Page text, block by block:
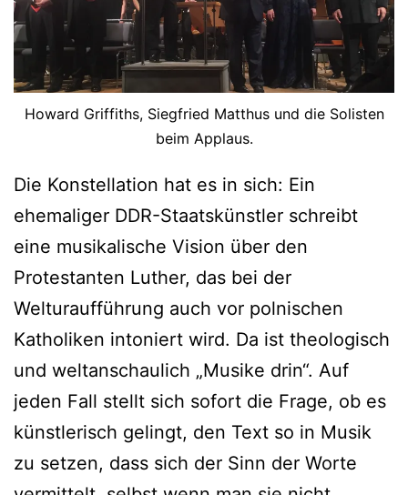
Howard Griffiths, Siegfried Matthus und die Solisten
beim Applaus.
Die Konstellation hat es in sich: Ein
ehemaliger DDR-Staatskünstler schreibt
eine musikalische Vision über den
Protestanten Luther, das bei der
Welturaufführung auch vor polnischen
Katholiken intoniert wird. Da ist theologisch
und weltanschaulich „Musike drin“. Auf
jeden Fall stellt sich sofort die Frage, ob es
künstlerisch gelingt, den Text so in Musik
zu setzen, dass sich der Sinn der Worte